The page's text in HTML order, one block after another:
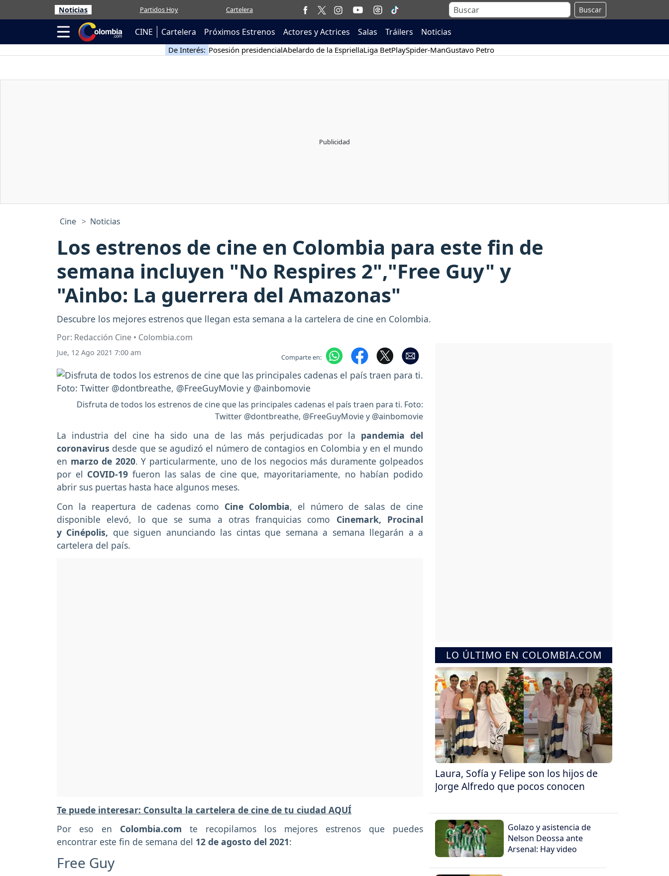
Noticias Partidos Hoy Cartelera Buscar
CINE Cartelera Próximos Estrenos Actores y Actrices Salas Tráilers Noticias
De Interés: Posesión presidencialAbelardo de la EspriellaLiga BetPlaySpider-ManGustavo Petro
Cine Noticias
Los estrenos de cine en Colombia para este fin de
semana incluyen "No Respires 2","Free Guy" y
"Ainbo: La guerrera del Amazonas"
Descubre los mejores estrenos que llegan esta semana a la cartelera de cine en Colombia.
Por: Redacción Cine • Colombia.com
Jue, 12 Ago 2021 7:00 am Comparte en:
Disfruta de todos los estrenos de cine que las principales cadenas el país traen para ti. Foto:
Twitter @dontbreathe, @FreeGuyMovie y @ainbomovie
La industria del cine ha sido una de las más perjudicadas por la pandemia del
coronavirus desde que se agudizó el número de contagios en Colombia y en el mundo
en marzo de 2020. Y particularmente, uno de los negocios más duramente golpeados
por el COVID-19 fueron las salas de cine que, mayoritariamente, no habían podido
abrir sus puertas hasta hace algunos meses.
Con la reapertura de cadenas como Cine Colombia, el número de salas de cine
disponible elevó, lo que se suma a otras franquicias como Cinemark, Procinal
y Cinépolis, que siguen anunciando las cintas que semana a semana llegarán a a
cartelera del país.
Te puede interesar: Consulta la cartelera de cine de tu ciudad AQUÍ
Por eso en Colombia.com te recopilamos los mejores estrenos que puedes
encontrar este fin de semana del 12 de agosto del 2021:
Free Guy
LO ÚLTIMO EN COLOMBIA.COM
Laura, Sofía y Felipe son los hijos de
Jorge Alfredo que pocos conocen
Golazo y asistencia de
Nelson Deossa ante
Arsenal: Hay video